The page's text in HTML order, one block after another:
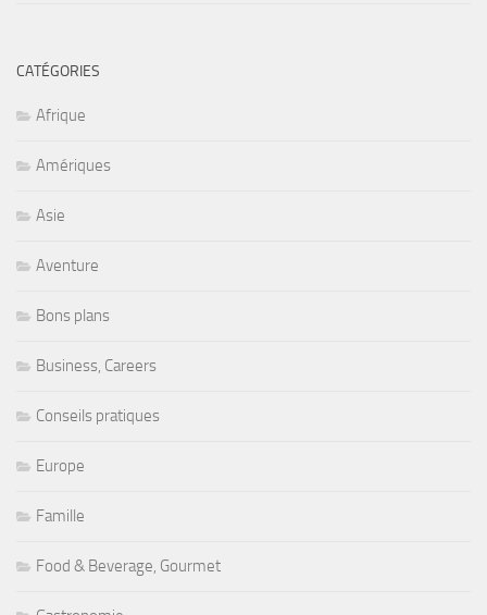
CATÉGORIES
Afrique
Amériques
Asie
Aventure
Bons plans
Business, Careers
Conseils pratiques
Europe
Famille
Food & Beverage, Gourmet